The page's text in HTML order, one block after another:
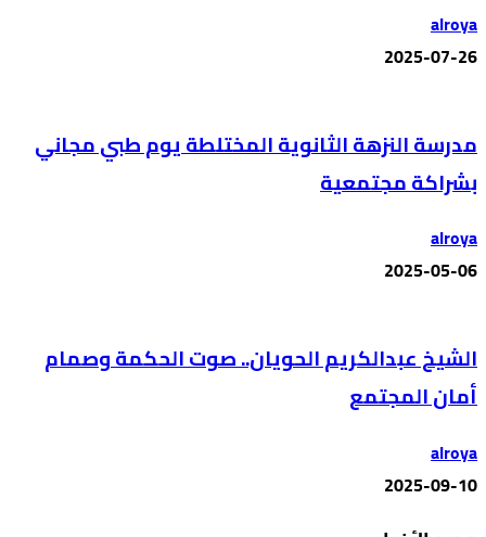
alroya
2025-07-26
مدرسة النزهة الثانوية المختلطة يوم طبي مجاني
بشراكة مجتمعية
alroya
2025-05-06
الشيخ عبدالكريم الحويان.. صوت الحكمة وصمام
أمان المجتمع
alroya
2025-09-10